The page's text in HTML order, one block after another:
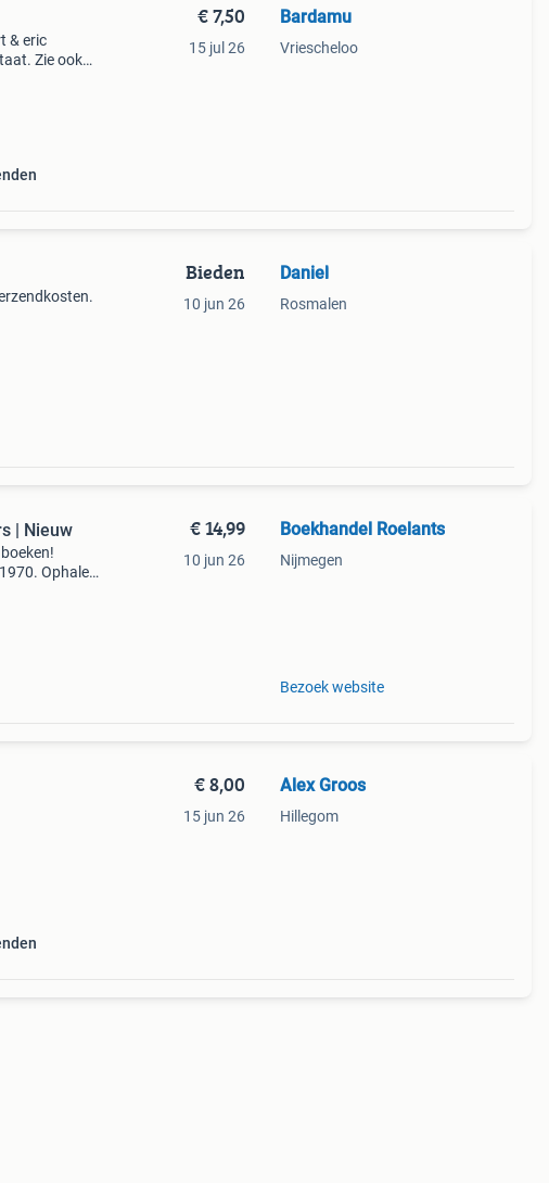
& eric
Zie ook
€ 7,50
15 jul 26
Bardamu
Vriescheloo
Bieden
10 jun 26
Daniel
Rosmalen
| Nieuw
Ophalen
€ 14,99
10 jun 26
Boekhandel Roelants
Nijmegen
Bezoek website
€ 8,00
15 jun 26
Alex Groos
Hillegom